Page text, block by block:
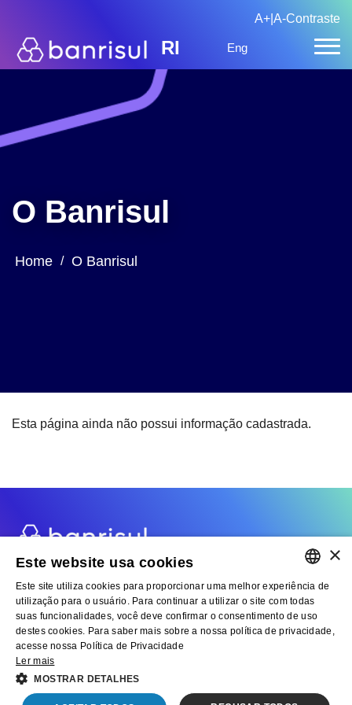
A+ A-Contraste
RI Eng
O Banrisul
Home / O Banrisul
Esta página ainda não possui informação cadastrada.
Fale com RI Cadastre-se no Mailing
2021 © Banrisul S.A.
Banco do Estado do Rio Grande do Sul S.A. CNPJ. 92.702.067/0001-96
Rua Caldas Júnior, 108 – 7º andar – Centro – 90.018-900 – Porto
Alegre/RS – Brasil
PORTUGUESE
×
Este website usa cookies
Este site utiliza cookies para proporcionar uma melhor experiência de
utilização para o usuário. Para continuar a utilizar o site com todas
suas funcionalidades, você deve confirmar o consentimento de uso
destes cookies. Para saber mais sobre a nossa política de privacidade,
acesse nossa Política de Privacidade
Ler mais
MOSTRAR DETALHES